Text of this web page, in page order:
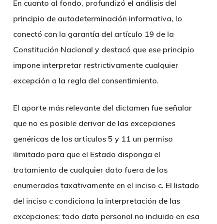
En cuanto al fondo, profundizó el análisis del
principio de autodeterminación informativa, lo
conectó con la garantía del artículo 19 de la
Constitución Nacional y destacó que ese principio
impone interpretar restrictivamente cualquier
excepción a la regla del consentimiento.
El aporte más relevante del dictamen fue señalar
que no es posible derivar de las excepciones
genéricas de los artículos 5 y 11 un permiso
ilimitado para que el Estado disponga el
tratamiento de cualquier dato fuera de los
enumerados taxativamente en el inciso c. El listado
del inciso c condiciona la interpretación de las
excepciones: todo dato personal no incluido en esa